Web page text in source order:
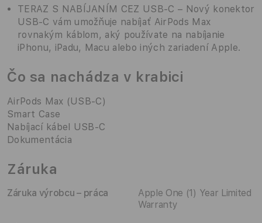
TERAZ S NABÍJANÍM CEZ USB-C – Nový konektor
USB-C vám umožňuje nabíjať AirPods Max
rovnakým káblom, aký používate na nabíjanie
iPhonu, iPadu, Macu alebo iných zariadení Apple.
Čo sa nachádza v krabici
AirPods Max (USB‑C)
Smart Case
Nabíjací kábel USB-C
Dokumentácia
Záruka
Záruka výrobcu – práca
Apple One (1) Year Limited
Warranty